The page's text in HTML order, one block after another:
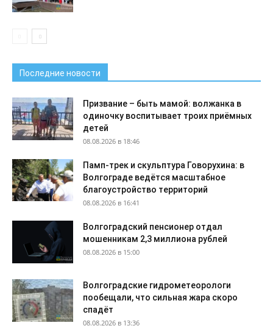
Последние новости
Призвание – быть мамой: волжанка в
одиночку воспитывает троих приёмных
детей
08.08.2026 в 18:46
Памп-трек и скульптура Говорухина: в
Волгограде ведётся масштабное
благоустройство территорий
08.08.2026 в 16:41
Волгоградский пенсионер отдал
мошенникам 2,3 миллиона рублей
08.08.2026 в 15:00
Волгоградские гидрометеорологи
пообещали, что сильная жара скоро
спадёт
08.08.2026 в 13:36